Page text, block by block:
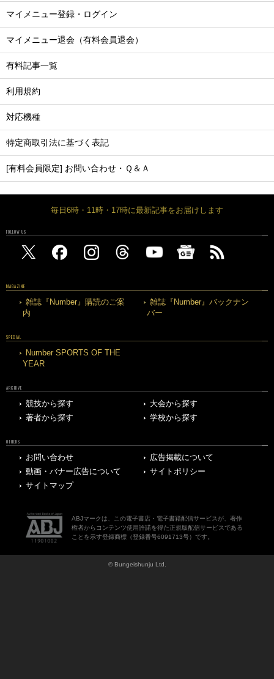
マイメニュー登録・ログイン
マイメニュー退会（有料会員退会）
有料記事一覧
利用規約
対応機種
特定商取引法に基づく表記
[有料会員限定] お問い合わせ・Ｑ＆Ａ
毎日6時・11時・17時に最新記事をお届けします
FOLLOW US
MAGAZINE
雑誌『Number』購読のご案
内
雑誌『Number』バックナン
バー
SPECIAL
Number SPORTS OF THE
YEAR
ARCHIVE
競技から探す
大会から探す
著者から探す
学校から探す
OTHERS
お問い合わせ
広告掲載について
動画・バナー広告について
サイトポリシー
サイトマップ
ABJマークは、この電子書店・電子書籍配信サービスが、著作
権者からコンテンツ使用許諾を得た正規版配信サービスである
ことを示す登録商標（登録番号6091713号）です。
© Bungeishunju Ltd.